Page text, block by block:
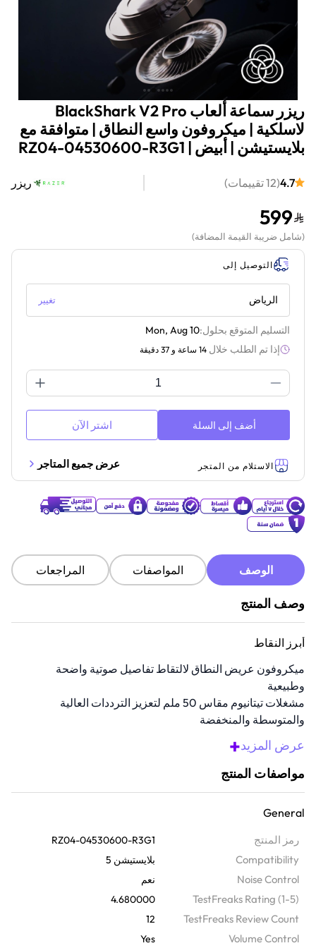
ريزر سماعة ألعاب BlackShark V2 Pro
لاسلكية | ميكروفون واسع النطاق | متوافقة مع
بلايستيشن | أبيض | RZ04-04530600-R3G1
4.7
(
12تقييمات) ريزر
599
(شامل ضريبة القيمة المضافة)
التوصيل إلى
الرياض تغيير
التسليم المتوقع بحلول:Mon, Aug 10
إذا تم الطلب خلال 14 ساعة و 37 دقيقة
أضف إلى السلة اشتر الآن
الاستلام من المتجر عرض جميع المتاجر
الوصف المواصفات المراجعات
وصف المنتج
أبرز النقاط
ميكروفون عريض النطاق لالتقاط تفاصيل صوتية واضحة
وطبيعية
مشغلات تيتانيوم مقاس 50 ملم لتعزيز الترددات العالية
والمتوسطة والمنخفضة
تاخير منخفض
وسادات أذن ميموري فوم لضمان راحة ممتدة
نظرة عامة
FPS المضبوطة بشكل احترافي ومشغلات تيتانيوم مقاس 50 ملم صوتاً
شديد الوضوح. تتميز بكونها مصنوعة لجلسات الألعاب الحماسية حيث تمتاز
العريض الفائق وسادات أذن بعزل للضوضاء بواسطة الميموري فوم تتمتع
بإتصال ذو وضوح صوت فائق.
عرض المزيد+
مواصفات المنتج
General
رمز المنتج RZ04-04530600-R3G1
Compatibility بلايستيشن 5
Noise Control نعم
TestFreaks Rating (1-5)
4.680000
TestFreaks Review Count
12
Volume Control
Yes